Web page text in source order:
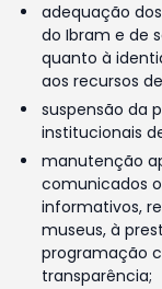
adequação
do Ibram e de
quanto à
aos recursos
suspensão da
institucionais
manutenção
comunicados
informativos,
museus, à
programação
transparência;